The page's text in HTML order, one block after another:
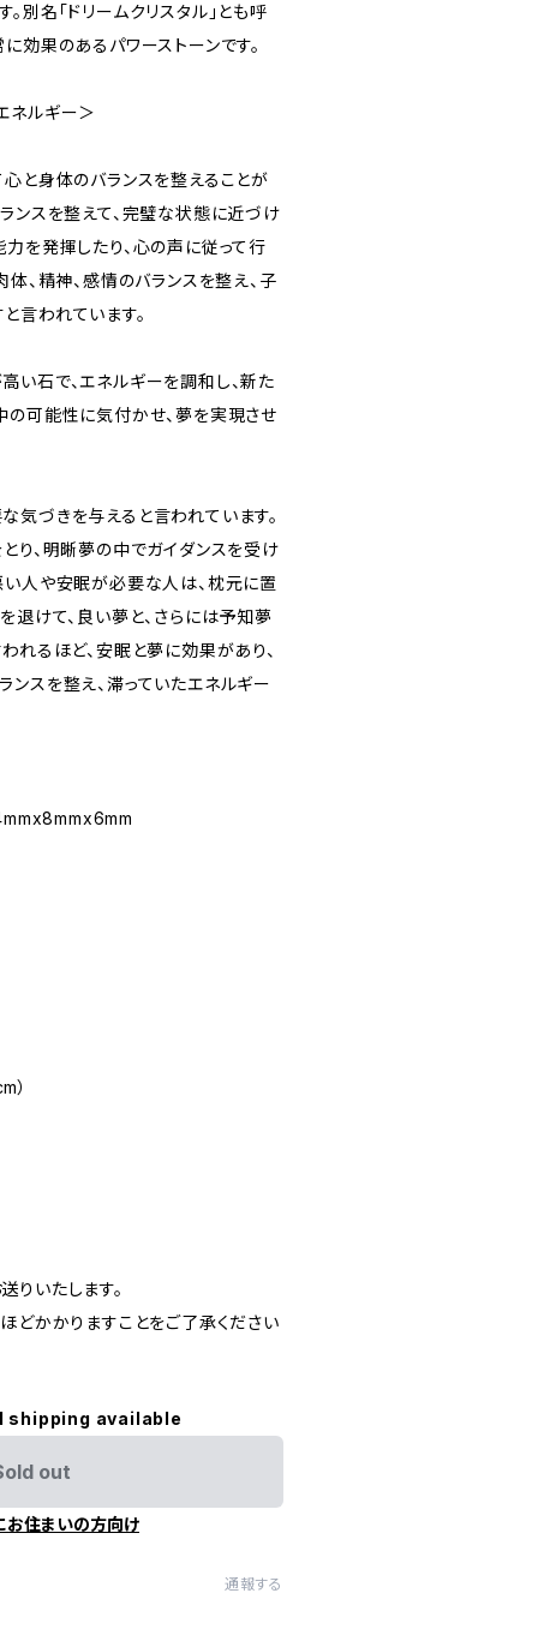
別名「ドリームクリスタル」とも呼
効果のあるパワーストーンです。
ネルギー＞
と身体のバランスを整えることが
ンスを整えて、完璧な状態に近づけ
を発揮したり、心の声に従って行
体、精神、感情のバランスを整え、子
言われています。
い石で、エネルギーを調和し、新た
の可能性に気付かせ、夢を実現させ
気づきを与えると言われています。
り、明晰夢の中でガイダンスを受け
い人や安眠が必要な人は、枕元に置
退けて、良い夢と、さらには予知夢
れるほど、安眠と夢に効果があり、
スを整え、滞っていたエネルギー
）
いたします。
どかかりますことをご了承ください
shipping available
out
お住まいの方向け
通報する